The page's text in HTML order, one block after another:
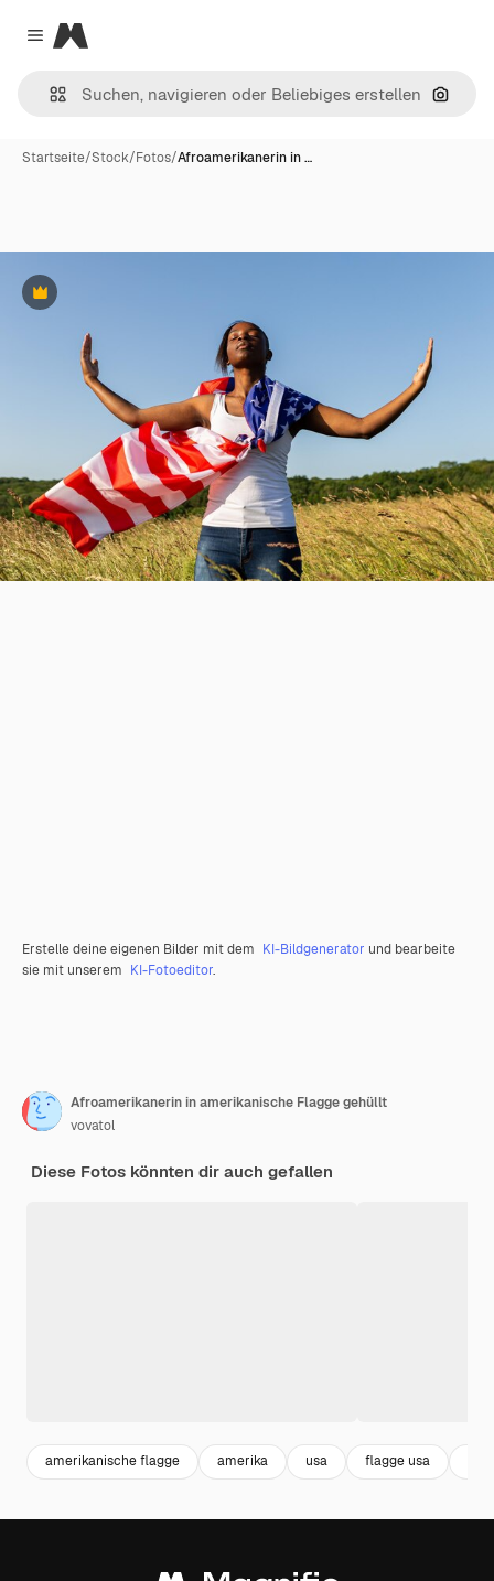
Close menu
Magnific
Nach
Startseite/Stock/Fotos/Afroamerikanerin in …
Premium
Erstelle deine eigenen Bilder mit dem KI-Bildgenerator und bearbeite
sie mit unserem KI-Fotoeditor.
Afroamerikanerin in amerikanische Flagge gehüllt
vovatol
Diese Fotos könnten dir auch gefallen
amerikanische flagge amerika usa flagge usa